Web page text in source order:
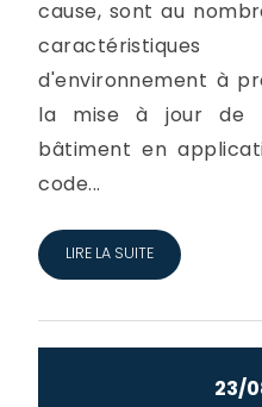
cause, sont au
d'environnement à
la mise à jour de
bâtiment en
code...
LIRE LA SUITE
23/